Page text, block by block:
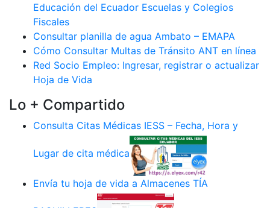
Educación del Ecuador Escuelas y Colegios
Fiscales
Consultar planilla de agua Ambato – EMAPA
Cómo Consultar Multas de Tránsito ANT en línea
Red Socio Empleo: Ingresar, registrar o actualizar
Hoja de Vida
Lo + Compartido
Consulta Citas Médicas IESS – Fecha, Hora y
Lugar de cita médica
Envía tu hoja de vida a Almacenes TÍA